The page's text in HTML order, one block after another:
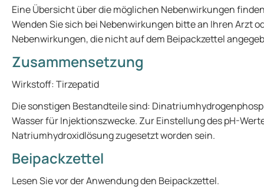
Eine Übersicht über die möglichen Nebenwirkungen
Wenden Sie sich bei Nebenwirkungen bitte an Ihren Arzt
Nebenwirkungen, die nicht auf dem Beipackzettel
Zusammensetzung
Wirkstoff: Tirzepatid
Die sonstigen Bestandteile sind:
Wasser für Injektionszwecke. Zur Einstellung des pH-
Natriumhydroxidlösung zugesetzt worden sein.
Beipackzettel
Lesen Sie vor der Anwendung den Beipackzettel.